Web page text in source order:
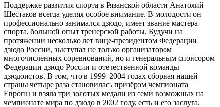
Поддержке развития спорта в Рязанской области Анатолий
Шестаков всегда уделял особое внимание. В молодости он
профессионально занимался дзюдо, имеет звание мастера
спорта, большой опыт тренерской работы. Будучи на
протяжении несколько лет вице-президентом Федерации
дзюдо России, выступал не только организатором
многочисленных соревнований, но и генеральным спонсором
Федерации дзюдо России и отечественной команды
дзюдоистов. В том, что в 1999–2004 годах сборная нашей
страны четыре раза становилась призёром чемпионата
Европы и взяла три золотых медали из семи возможных на
чемпионате мира по дзюдо в 2002 году, есть и его заслуга.